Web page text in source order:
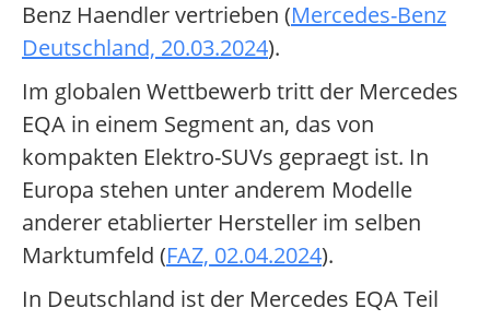
Benz Haendler vertrieben (Mercedes-Benz
Deutschland, 20.03.2024).
Im globalen Wettbewerb tritt der Mercedes
EQA in einem Segment an, das von
kompakten Elektro-SUVs gepraegt ist. In
Europa stehen unter anderem Modelle
anderer etablierter Hersteller im selben
Marktumfeld (FAZ, 02.04.2024).
In Deutschland ist der Mercedes EQA Teil